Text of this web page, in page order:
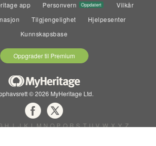
app Personvern Oppdatert
Vilkår
Tilgjengelighet
Hjelpesenter
Kunnskapsbase
Oppgrader til Premium
© 2026 MyHeritage Ltd.
H I J K L M N O P Q R S T U V W X Y Z